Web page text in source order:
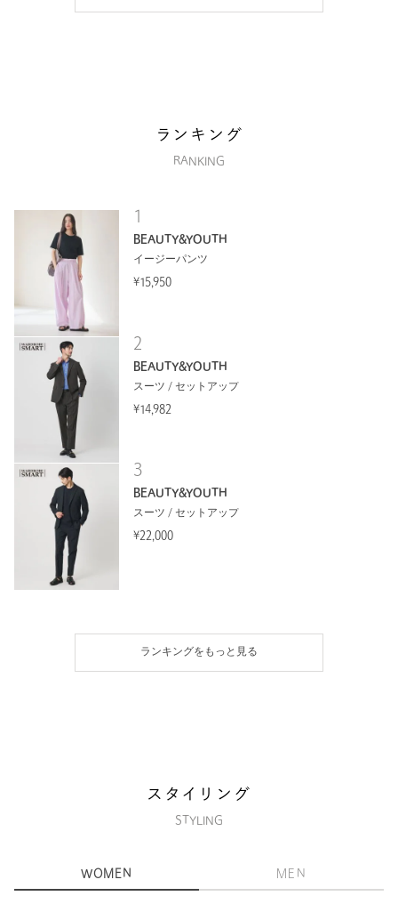
ランキング
RANKING
1
BEAUTY&YOUTH
イージーパンツ
¥15,950
2
BEAUTY&YOUTH
スーツ / セットアップ
¥14,982
3
BEAUTY&YOUTH
スーツ / セットアップ
¥22,000
ランキングをもっと見る
スタイリング
STYLING
WOMEN MEN